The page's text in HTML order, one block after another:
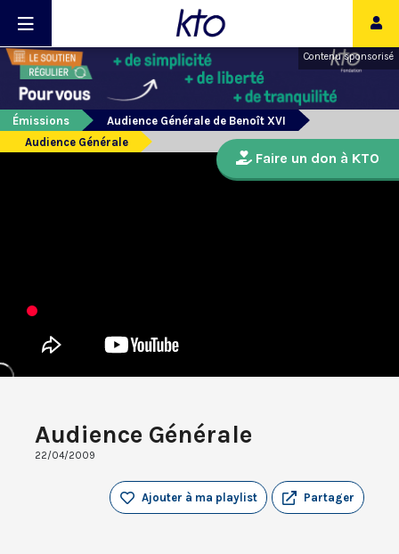
Contenu sponsorisé
Émissions
Audience Générale de Benoît XVI
Audience Générale
Audience Générale
22/04/2009
Partager
Ajouter à ma playlist
Faire un don à KTO